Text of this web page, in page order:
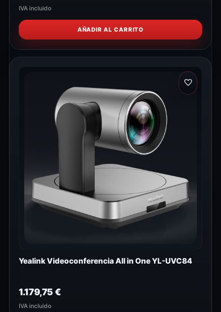
IVA incluido
AÑADIR AL CARRITO
Yealink Videoconferencia All in One YL-UVC84
1.179,75€
IVA incluido